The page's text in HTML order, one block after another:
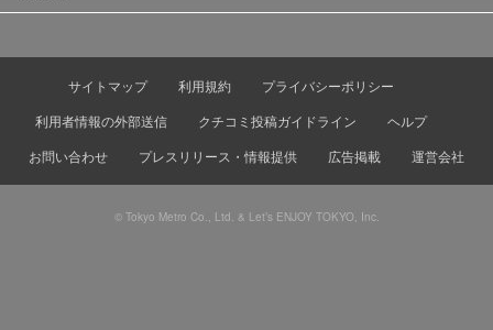
サイトマップ 利用規約
プライバシーポリシー
利用者情報の外部送信
クチコミ投稿ガイドライン
ヘルプ
お問い合わせ
プレスリリース・情報提供 広告掲載 運営会社
© Tokyo Metro Co., Ltd. & Let’s ENJOY TOKYO, Inc.